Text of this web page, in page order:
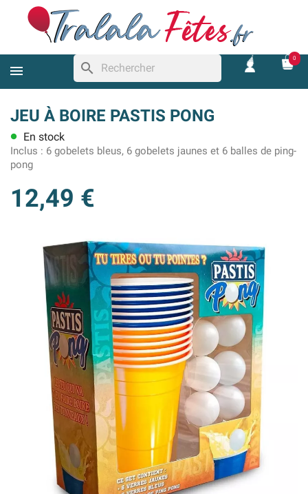
search
0
JEU À BOIRE PASTIS PONG
lens En stock
Inclus : 6 gobelets bleus, 6 gobelets jaunes et 6 balles de ping-
pong
12,49 €